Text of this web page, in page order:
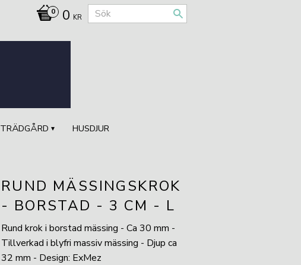
0 KR
TRÄDGÅRD HUSDJUR
RUND MÄSSINGSKROK
- BORSTAD - 3 CM - L
Rund krok i borstad mässing - Ca 30 mm -
Tillverkad i blyfri massiv mässing - Djup ca
32 mm - Design: ExMez